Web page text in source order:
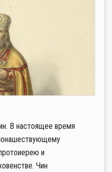
В настоящее время
и
Чин